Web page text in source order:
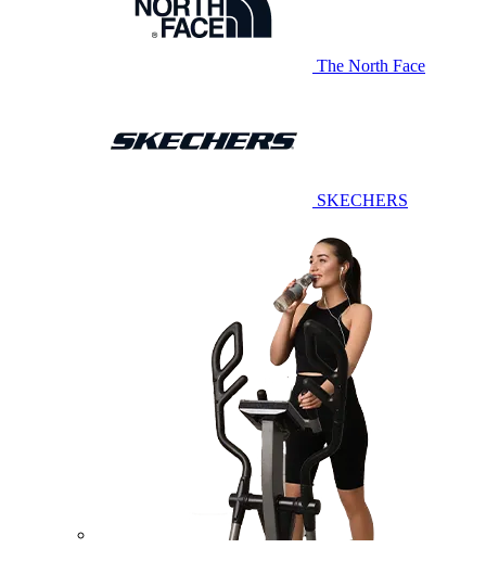
The North Face
SKECHERS